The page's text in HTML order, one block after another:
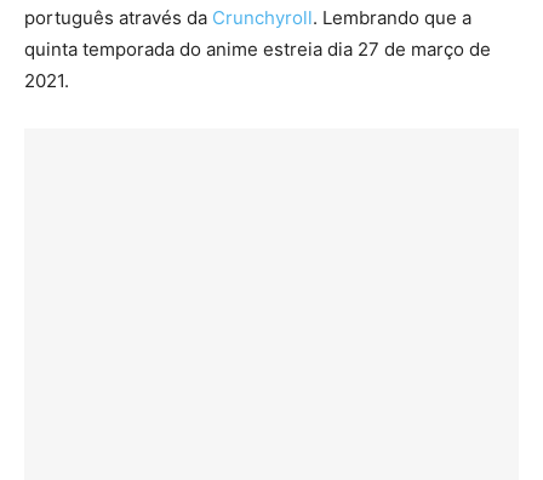
português através da Crunchyroll. Lembrando que a
quinta temporada do anime estreia dia 27 de março de
2021.